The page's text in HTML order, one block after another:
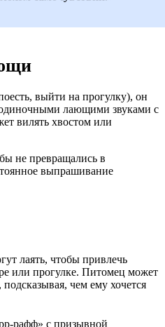
выйти на прогулку), он
лающими звуками с
вилять хвостом или
не превращались в
выпрашивание
лаять, чтобы привлечь
или прогулке. Питомец может
чем ему хочется
рафф» с призывной